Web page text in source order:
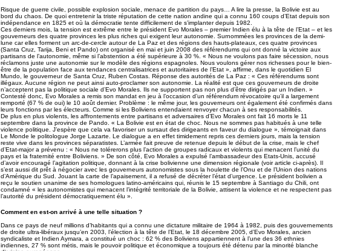
Risque de guerre civile, possible explosion sociale, menace de partition du pays… A lire la presse, la Bolivie est au
bord du chaos. De quoi entretenir la triste réputation de cette nation andine qui a connu 160 coups d’Etat depuis son
indépendance en 1825 et où la démocratie tente difficilement de s’implanter depuis 1982.
Ces derniers mois, la tension est extrême entre le président Evo Morales – premier Indien élu à la tête de l’Etat – et les
gouverneurs des quatre provinces les plus riches qui exigent leur autonomie. Surnommées les provinces de la demi-
lune car elles forment un arc-de-cercle autour de La Paz et des régions des hauts-plateaux, ces quatre provinces
(Santa Cruz, Tarija, Beni et Pando) ont organisé en mai et juin 2008 des référendums qui ont donné la victoire aux
partisans de l’autonomie, même si l’abstention a été supérieure à 30 %. « Nous ne voulons pas faire sécession, nous
réclamons juste une autonomie sur le modèle des régions espagnoles. Nous voulons gérer nos richesses pour le bien-
être de la population face aux tendances centralisatrices et autoritaires de l’Etat », affirme, dans le quotidien El
Mundo, le gouverneur de Santa Cruz, Ruben Costas. Réponse des autorités de La Paz : « Ces référendums sont
illégaux. Aucune région ne peut ainsi auto-proclamer son autonomie. La réalité est que ces gouverneurs de droite
n’acceptent pas la politique sociale d’Evo Morales. Ils ne supportent pas non plus d’être dirigés par un Indien. »
Contesté donc, Evo Morales a remis son mandat en jeu à l’occasion d’un référendum révocatoire qu’il a largement
remporté (67 % de oui) le 10 août dernier. Problème : le même jour, les gouverneurs ont également été confirmés dans
leurs fonctions par les électeurs. Comme si les Boliviens entendaient renvoyer chacun à ses responsabilités.
De plus en plus violents, les affrontements entre partisans et adversaires d’Evo Morales ont fait 16 morts le 11
septembre dans la province de Pando. « La Bolivie est en état de choc. Nous ne sommes pas habitués à une telle
violence politique. J’espère que cela va favoriser un sursaut des dirigeants en faveur du dialogue », témoignait dans
Le Monde le politologue Jorge Lazarte. Le dialogue a en effet timidement repris ces derniers jours, mais la tension
reste vive dans les provinces séparatistes. L’armée fait preuve de retenue depuis le début de la crise, mais le chef
d’Etat-major a prévenu : « Nous ne tolérerons plus l’action de groupes radicaux et violents qui menacent l’unité du
pays et la fraternité entre Boliviens. » De son côté, Evo Morales a expulsé l’ambassadeur des Etats-Unis, accusé
d’avoir encouragé l’agitation politique, donnant à la crise bolivienne une dimension régionale (voir article ci-après). Il
s’est aussi dit prêt à négocier avec les gouverneurs autonomistes sous la houlette de l’Onu et de l’Union des nations
d’Amérique du Sud. Jouant la carte de l’apaisement, il a refusé de décréter l’état d’urgence. Le président bolivien a
reçu le soutien unanime de ses homologues latino-américains qui, réunis le 15 septembre à Santiago du Chili, ont
condamné « les autonomistes qui menacent l’intégrité territoriale de la Bolivie, attisent la violence et ne respectent pas
l’autorité du président démocratiquement élu ».
Comment en est-on arrivé à une telle situation ?
Dans ce pays de neuf millions d’habitants qui a connu une dictature militaire de 1964 à 1982, puis des gouvernements
de droite ultra-libéraux jusqu’en 2003, l’élection à la tête de l’Etat, le 18 décembre 2005, d’Evo Morales, ancien
syndicaliste et Indien Aymara, a constitué un choc : 62 % des Boliviens appartiennent à l’une des 36 ethnies
indiennes, 27 % sont métis, mais le pouvoir politique et économique a toujours été détenu par la minorité blanche